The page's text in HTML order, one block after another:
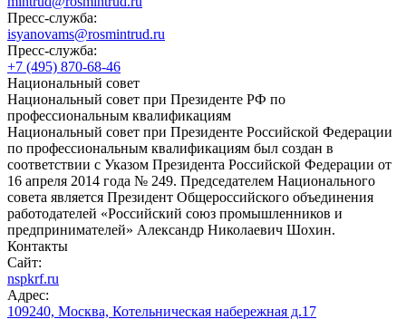
Пресс-служба:
isyanovams@rosmintrud.ru
Пресс-служба:
+7 (495) 870-68-46
Национальный совет
Национальный совет при Президенте РФ по
профессиональным квалификациям
Национальный совет при Президенте Российской Федерации
по профессиональным квалификациям был создан в
соответствии с Указом Президента Российской Федерации от
16 апреля 2014 года № 249. Председателем Национального
совета является Президент Общероссийского объединения
работодателей «Российский союз промышленников и
предпринимателей» Александр Николаевич Шохин.
Контакты
Сайт:
nspkrf.ru
Адрес:
109240, Москва, Котельническая набережная д.17